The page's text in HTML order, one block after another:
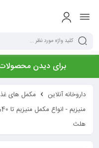
برای دیدن محصولات تا 70% تخفیف
داروخانه آنلاین مکمل های
منیزیم - انواع مکمل منیزیم تا 40% تخفیف
هلث